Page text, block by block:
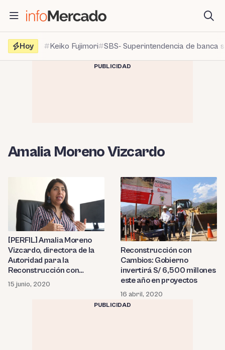
contenido
Hoy
Keiko Fujimori SBS- Superintendencia de banca
PUBLICIDAD
Amalia Moreno Vizcardo
[PERFIL] Amalia Moreno
Vizcardo, directora de la
Autoridad para la
Reconstrucción con
Cambios
15 junio, 2020
Reconstrucción con
Cambios: Gobierno
invertirá S/ 6,500 millones
este año en proyectos
16 abril, 2020
PUBLICIDAD